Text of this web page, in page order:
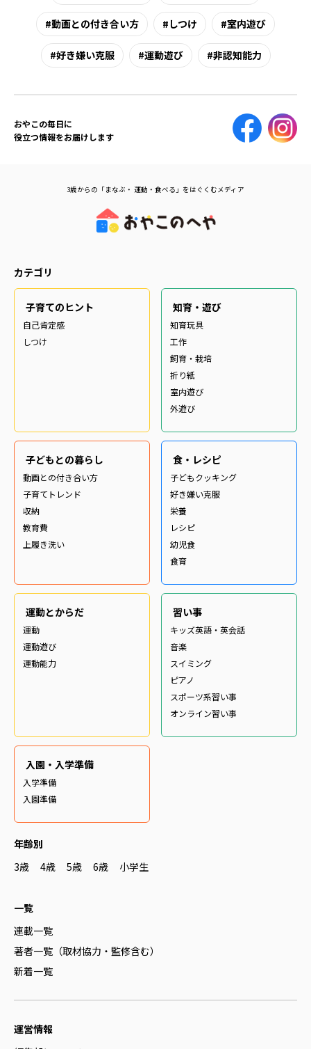
動画との付き合い方 しつけ 室内遊び
好き嫌い克服 運動遊び 非認知能力
おやこの毎日に
役立つ情報をお届けします
3歳からの「まなぶ・ 運動・食べる」をはぐくむメディア
カテゴリ
子育てのヒント
自己肯定感
しつけ
知育・遊び
知育玩具
工作
飼育・栽培
折り紙
室内遊び
外遊び
子どもとの暮らし
動画との付き合い方
子育てトレンド
収納
教育費
上履き洗い
食・レシピ
子どもクッキング
好き嫌い克服
栄養
レシピ
幼児食
食育
運動とからだ
運動
運動遊び
運動能力
習い事
キッズ英語・英会話
音楽
スイミング
ピアノ
スポーツ系習い事
オンライン習い事
入園・入学準備
入学準備
入園準備
年齢別
3歳
4歳 5歳 6歳 小学生
一覧
連載一覧
著者一覧（取材協力・監修含む）
新着一覧
運営情報